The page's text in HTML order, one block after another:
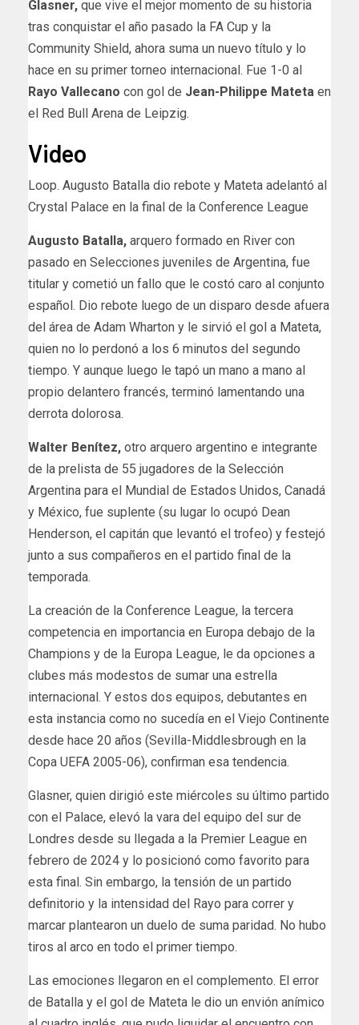
Glasner, que vive el mejor momento de su historia
tras conquistar el año pasado la FA Cup y la
Community Shield, ahora suma un nuevo título y lo
hace en su primer torneo internacional. Fue 1-0 al
Rayo Vallecano con gol de Jean-Philippe Mateta en
el Red Bull Arena de Leipzig.
Video
Loop. Augusto Batalla dio rebote y Mateta adelantó al
Crystal Palace en la final de la Conference League
Augusto Batalla, arquero formado en River con
pasado en Selecciones juveniles de Argentina, fue
titular y cometió un fallo que le costó caro al conjunto
español. Dio rebote luego de un disparo desde afuera
del área de Adam Wharton y le sirvió el gol a Mateta,
quien no lo perdonó a los 6 minutos del segundo
tiempo. Y aunque luego le tapó un mano a mano al
propio delantero francés, terminó lamentando una
derrota dolorosa.
Walter Benítez, otro arquero argentino e integrante
de la prelista de 55 jugadores de la Selección
Argentina para el Mundial de Estados Unidos, Canadá
y México, fue suplente (su lugar lo ocupó Dean
Henderson, el capitán que levantó el trofeo) y festejó
junto a sus compañeros en el partido final de la
temporada.
La creación de la Conference League, la tercera
competencia en importancia en Europa debajo de la
Champions y de la Europa League, le da opciones a
clubes más modestos de sumar una estrella
internacional. Y estos dos equipos, debutantes en
esta instancia como no sucedía en el Viejo Continente
desde hace 20 años (Sevilla-Middlesbrough en la
Copa UEFA 2005-06), confirman esa tendencia.
Glasner, quien dirigió este miércoles su último partido
con el Palace, elevó la vara del equipo del sur de
Londres desde su llegada a la Premier League en
febrero de 2024 y lo posicionó como favorito para
esta final. Sin embargo, la tensión de un partido
definitorio y la intensidad del Rayo para correr y
marcar plantearon un duelo de suma paridad. No hubo
tiros al arco en todo el primer tiempo.
Las emociones llegaron en el complemento. El error
de Batalla y el gol de Mateta le dio un envión anímico